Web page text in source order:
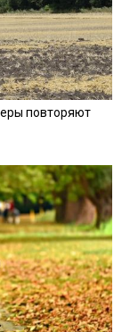
повторяют